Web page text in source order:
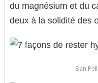
du magnésium et du
deux à la solidité des
San